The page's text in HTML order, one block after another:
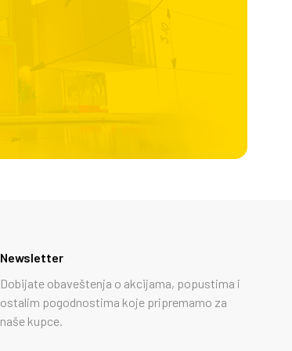
Newsletter
Dobijate obaveštenja o akcijama, popustima i
ostalim pogodnostima koje pripremamo za
naše kupce.